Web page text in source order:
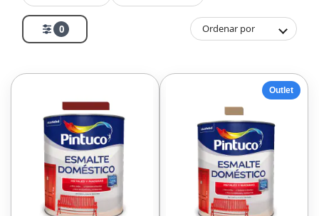
0 Ordenar por
Outlet